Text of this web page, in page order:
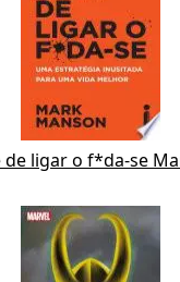
de ligar o f*da-se